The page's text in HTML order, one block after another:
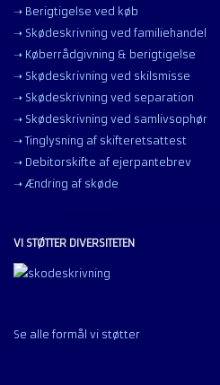
➝ Berigtigelse ved køb
➝ Skødeskrivning ved familiehandel
➝ Køberrådgivning & berigtigelse
➝ Skødeskrivning ved skilsmisse
➝ Skødeskrivning ved separation
➝ Skødeskrivning ved samlivsophør
➝ Tinglysning af skifteretsattest
➝ Debitorskifte af ejerpantebrev
➝ Ændring af skøde
VI STØTTER DIVERSITETEN
Se alle formål vi støtter